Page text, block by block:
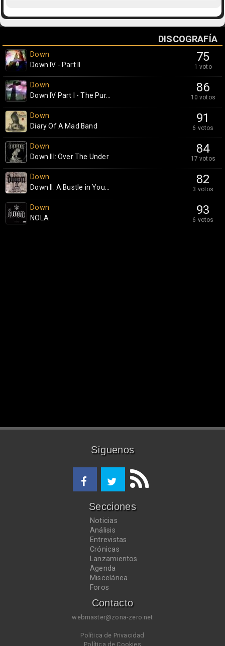
DISCOGRAFÍA
75
1 voto
Down
Down IV - Part II
86
10 votos
Down
Down IV Part I - The Pur...
91
6 votos
Down
Diary Of A Mad Band
84
17 votos
Down
Down III: Over The Under
82
3 votos
Down
Down II: A Bustle in You...
93
6 votos
Down
NOLA
Síguenos
Secciones
Noticias
Análisis
Entrevistas
Crónicas
Lanzamientos
Agenda
Miscelánea
Foros
Contacto
webmaster@zona-zero.net
Política de Privacidad
Política de Cookies